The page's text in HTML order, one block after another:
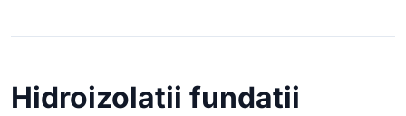
Hidroizolatii fundatii